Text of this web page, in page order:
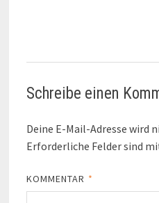
Schreibe einen
Deine E-Mail-Adresse wird
Erforderliche Felder sind
KOMMENTAR *